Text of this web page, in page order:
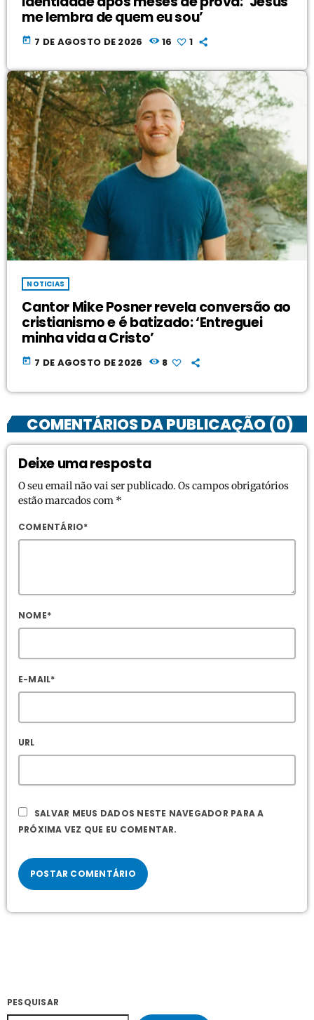
me lembra de quem eu sou’
today 7 DE AGOSTO DE 2026 16 1
NOTICIAS
Cantor Mike Posner revela conversão ao
cristianismo e é batizado: ‘Entreguei
minha vida a Cristo’
today 7 DE AGOSTO DE 2026 8
COMENTÁRIOS DA PUBLICAÇÃO (0)
Deixe uma resposta
O seu email não vai ser publicado. Os campos obrigatórios
estão marcados com *
COMENTÁRIO*
NOME*
E-MAIL*
URL
SALVAR MEUS DADOS NESTE NAVEGADOR PARA A
PRÓXIMA VEZ QUE EU COMENTAR.
PESQUISAR